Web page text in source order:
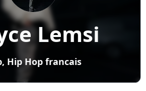
Lemsi
Hip Hop francais